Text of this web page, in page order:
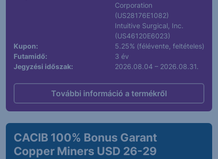
Corporation
(US28176E1082)
Intuitive Surgical, Inc.
(US46120E6023)
Kupon:
5.25% (félévente, feltételes)
Futamidő:
3 év
Jegyzési időszak:
2026.08.04 – 2026.08.31.
További információ a termékről
CACIB 100% Bonus Garant
Copper Miners USD 26-29